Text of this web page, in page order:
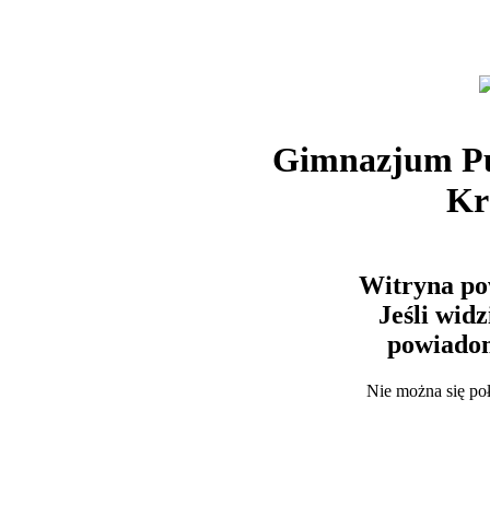
Gimnazjum
Witryna
Jeśli
Nie można się